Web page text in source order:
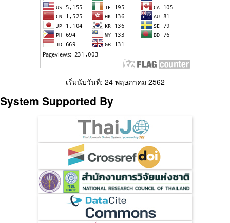
เริ่มนับวันที่: 24 พฤษภาคม 2562
System Supported By